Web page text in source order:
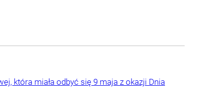
która miała odbyć się 9 maja z okazji Dnia